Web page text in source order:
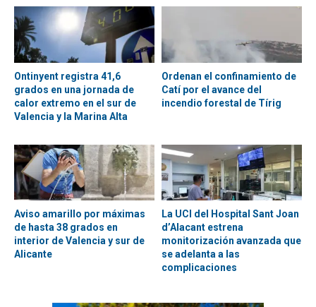
Ontinyent registra 41,6
grados en una jornada de
calor extremo en el sur de
Valencia y la Marina Alta
Ordenan el confinamiento de
Catí por el avance del
incendio forestal de Tírig
Aviso amarillo por máximas
de hasta 38 grados en
interior de Valencia y sur de
Alicante
La UCI del Hospital Sant Joan
d’Alacant estrena
monitorización avanzada que
se adelanta a las
complicaciones